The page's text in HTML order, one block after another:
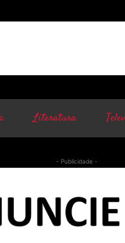
Literatura
- Publicidade -